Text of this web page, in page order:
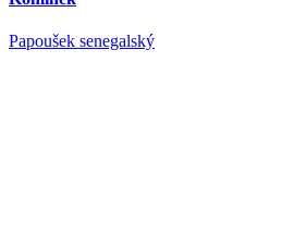
Papoušek senegalský